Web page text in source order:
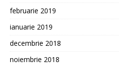
februarie 2019
ianuarie 2019
decembrie 2018
noiembrie 2018